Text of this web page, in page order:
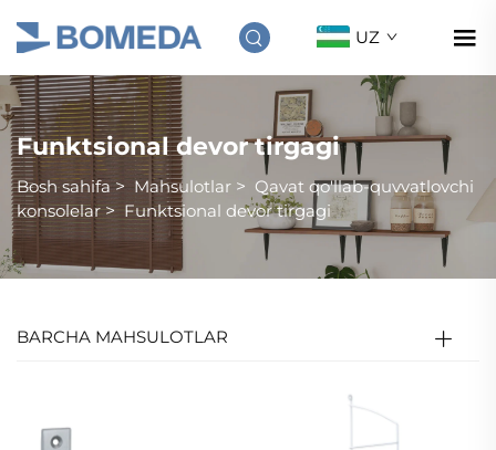
UZ
Funktsional devor tirgagi
Bosh sahifa> Mahsulotlar > Qavat qo'llab-quvvatlovchi
konsolelar> Funktsional devor tirgagi
BARCHA MAHSULOTLAR